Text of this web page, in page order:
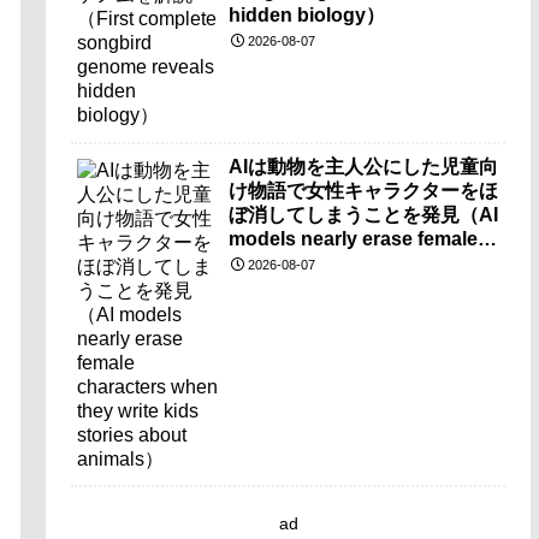
hidden biology）
2026-08-07
AIは動物を主人公にした児童向
け物語で女性キャラクターをほ
ぼ消してしまうことを発見（AI
models nearly erase female
characters when they write
2026-08-07
ad